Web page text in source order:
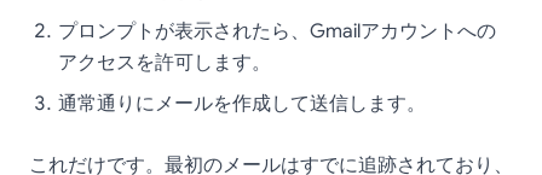
プロンプトが表示されたら、Gmailアカウントへの
アクセスを許可します。
通常通りにメールを作成して送信します。
これだけです。最初のメールはすでに追跡されており、